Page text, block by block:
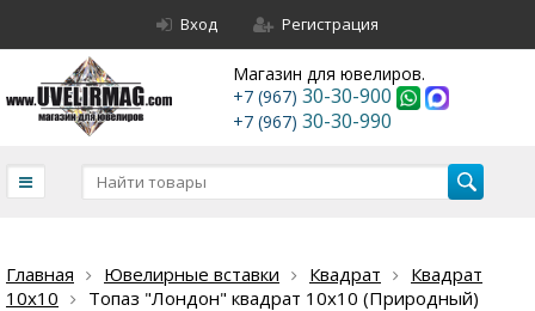
Вход Регистрация
Магазин для ювелиров.
+7 (967) 30-30-900
+7 (967) 30-30-990
Главная Ювелирные вставки Квадрат
Квадрат
10х10
Топаз "Лондон" квадрат 10х10 (Природный)